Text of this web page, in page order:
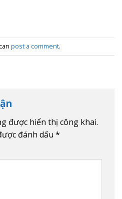
post a comment.
được hiển thị công khai.
đánh dấu *